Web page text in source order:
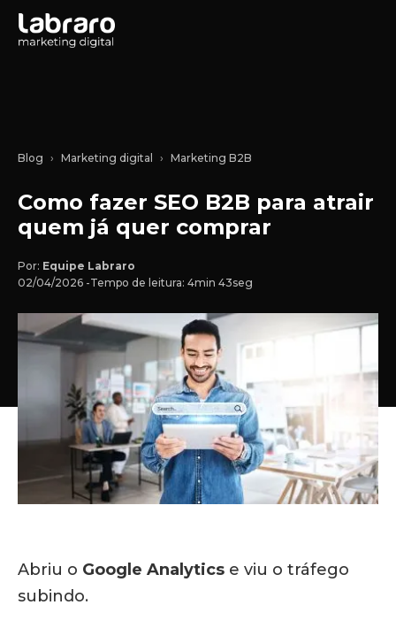
Blog Marketing digital Marketing B2B
Como fazer SEO B2B para atrair
quem já quer comprar
Por: Equipe Labraro
02/04/2026 -Tempo de leitura: 4min 43seg
Abriu o Google Analytics e viu o tráfego
subindo.